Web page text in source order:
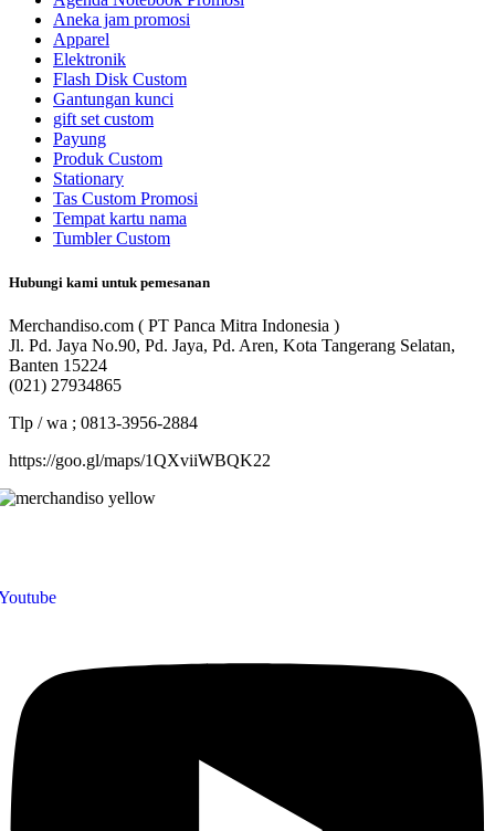
Aneka jam promosi
Apparel
Elektronik
Flash Disk Custom
Gantungan kunci
gift set custom
Payung
Produk Custom
Stationary
Tas Custom Promosi
Tempat kartu nama
Tumbler Custom
Hubungi kami untuk pemesanan
Merchandiso.com ( PT Panca Mitra Indonesia )
Jl. Pd. Jaya No.90, Pd. Jaya, Pd. Aren, Kota Tangerang Selatan,
Banten 15224
(021) 27934865
Tlp / wa ; 0813-3956-2884
https://goo.gl/maps/1QXviiWBQK22